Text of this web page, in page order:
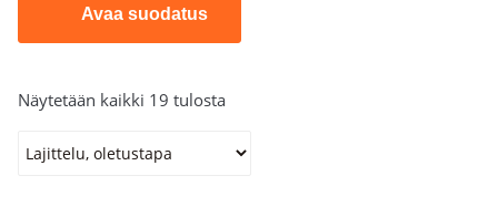
Avaa suodatus
Näytetään kaikki 19 tulosta